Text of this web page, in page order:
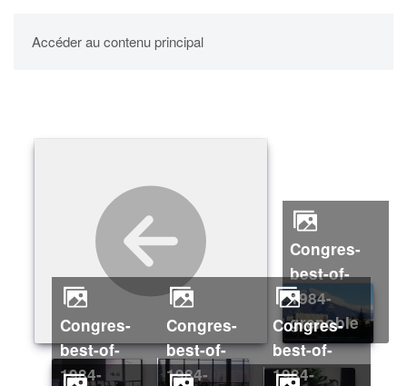
Accéder au contenu principal
UPBM
congres-
best-of-
1984-
grenoble
congres-
best-of-
1984-
congres-
best-of-
1984-
congres-
best-of-
1984-